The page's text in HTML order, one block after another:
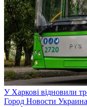
У Харкові відновили
Город Новости Украина